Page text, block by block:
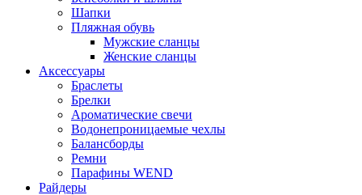
Шапки
Пляжная обувь
Мужские сланцы
Женские сланцы
Аксессуары
Браслеты
Брелки
Ароматические свечи
Водонепроницаемые чехлы
Балансборды
Ремни
Парафины WEND
Райдеры